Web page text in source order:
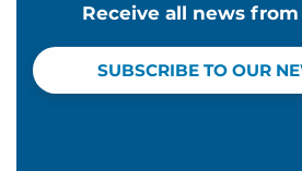
Receive all news
SUBSCRIBE TO OUR